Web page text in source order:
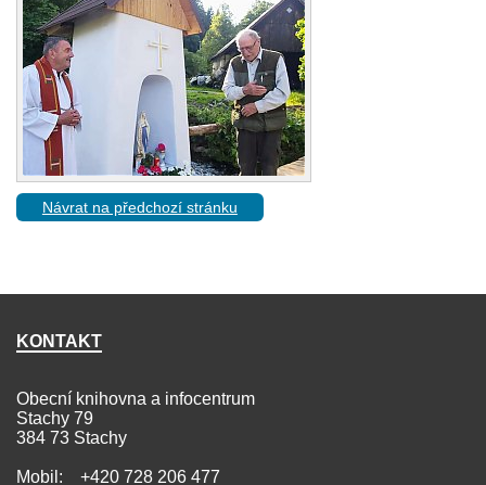
Návrat na předchozí stránku
KONTAKT
Obecní knihovna a infocentrum
Stachy 79
384 73 Stachy
Mobil: +420 728 206 477